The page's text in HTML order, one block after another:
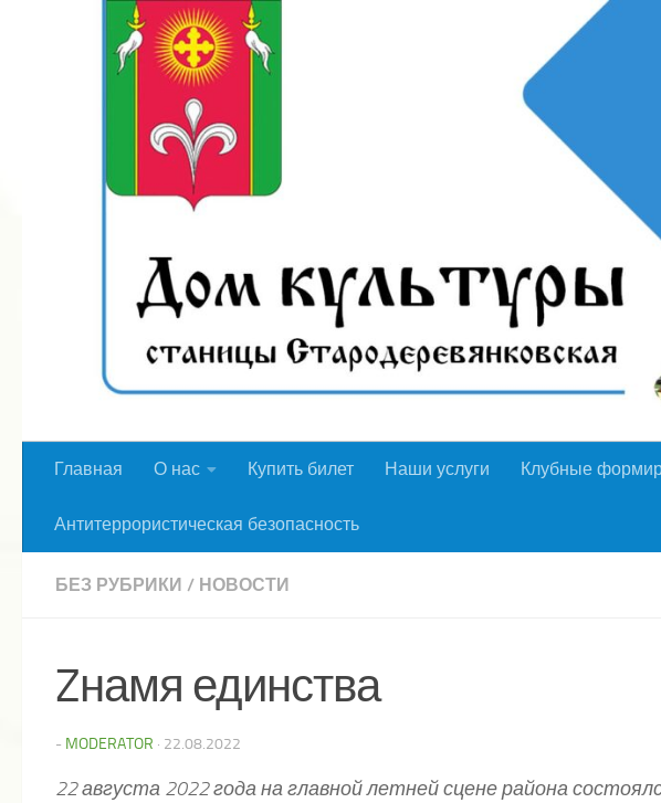
Перейти к содержимому
Главная О нас Купить билет Наши услуги Клубные
Антитеррористическая безопасность
БЕЗ РУБРИКИ / НОВОСТИ
Zнамя единства
- MODERATOR · 22.08.2022
22 августа 2022 года на главной летней сцене района